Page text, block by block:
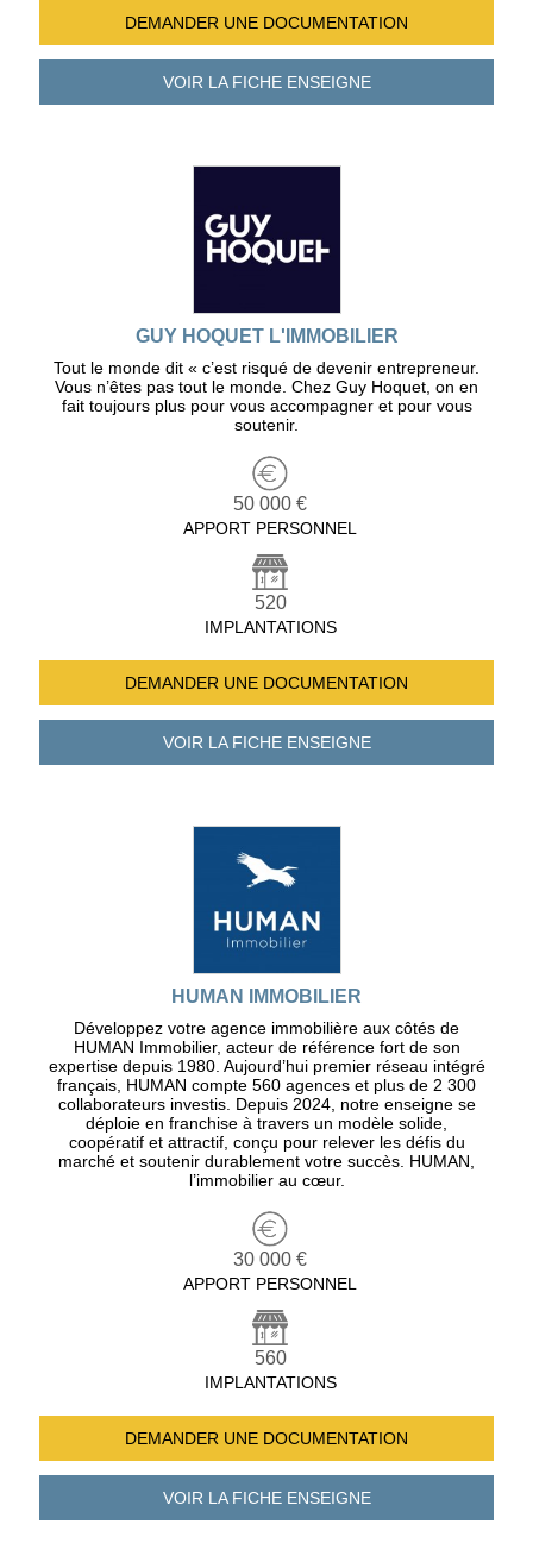
DEMANDER UNE DOCUMENTATION
VOIR LA FICHEENSEIGNE
GUY HOQUET L'IMMOBILIER
Tout le monde dit « c’est risqué de devenir entrepreneur.
Vous n’êtes pas tout le monde. Chez Guy Hoquet, on en
fait toujours plus pour vous accompagner et pour vous
soutenir.
50 000 €
APPORT PERSONNEL
520
IMPLANTATIONS
DEMANDER UNE DOCUMENTATION
VOIR LA FICHEENSEIGNE
HUMAN IMMOBILIER
Développez votre agence immobilière aux côtés de
HUMAN Immobilier, acteur de référence fort de son
expertise depuis 1980. Aujourd’hui premier réseau intégré
français, HUMAN compte 560 agences et plus de 2 300
collaborateurs investis. Depuis 2024, notre enseigne se
déploie en franchise à travers un modèle solide,
coopératif et attractif, conçu pour relever les défis du
marché et soutenir durablement votre succès. HUMAN,
l’immobilier au cœur.
30 000 €
APPORT PERSONNEL
560
IMPLANTATIONS
DEMANDER UNE DOCUMENTATION
VOIR LA FICHEENSEIGNE